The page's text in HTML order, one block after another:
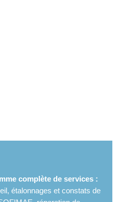
complète de services :
étalonnages et constats de